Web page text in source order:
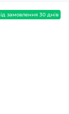
замовлення 30 днів